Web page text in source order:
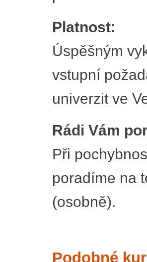
Platnost:
Úspěšným
vstupní
univerzit ve
Rádi Vám
Při
poradíme na
(osobně).
Podobné